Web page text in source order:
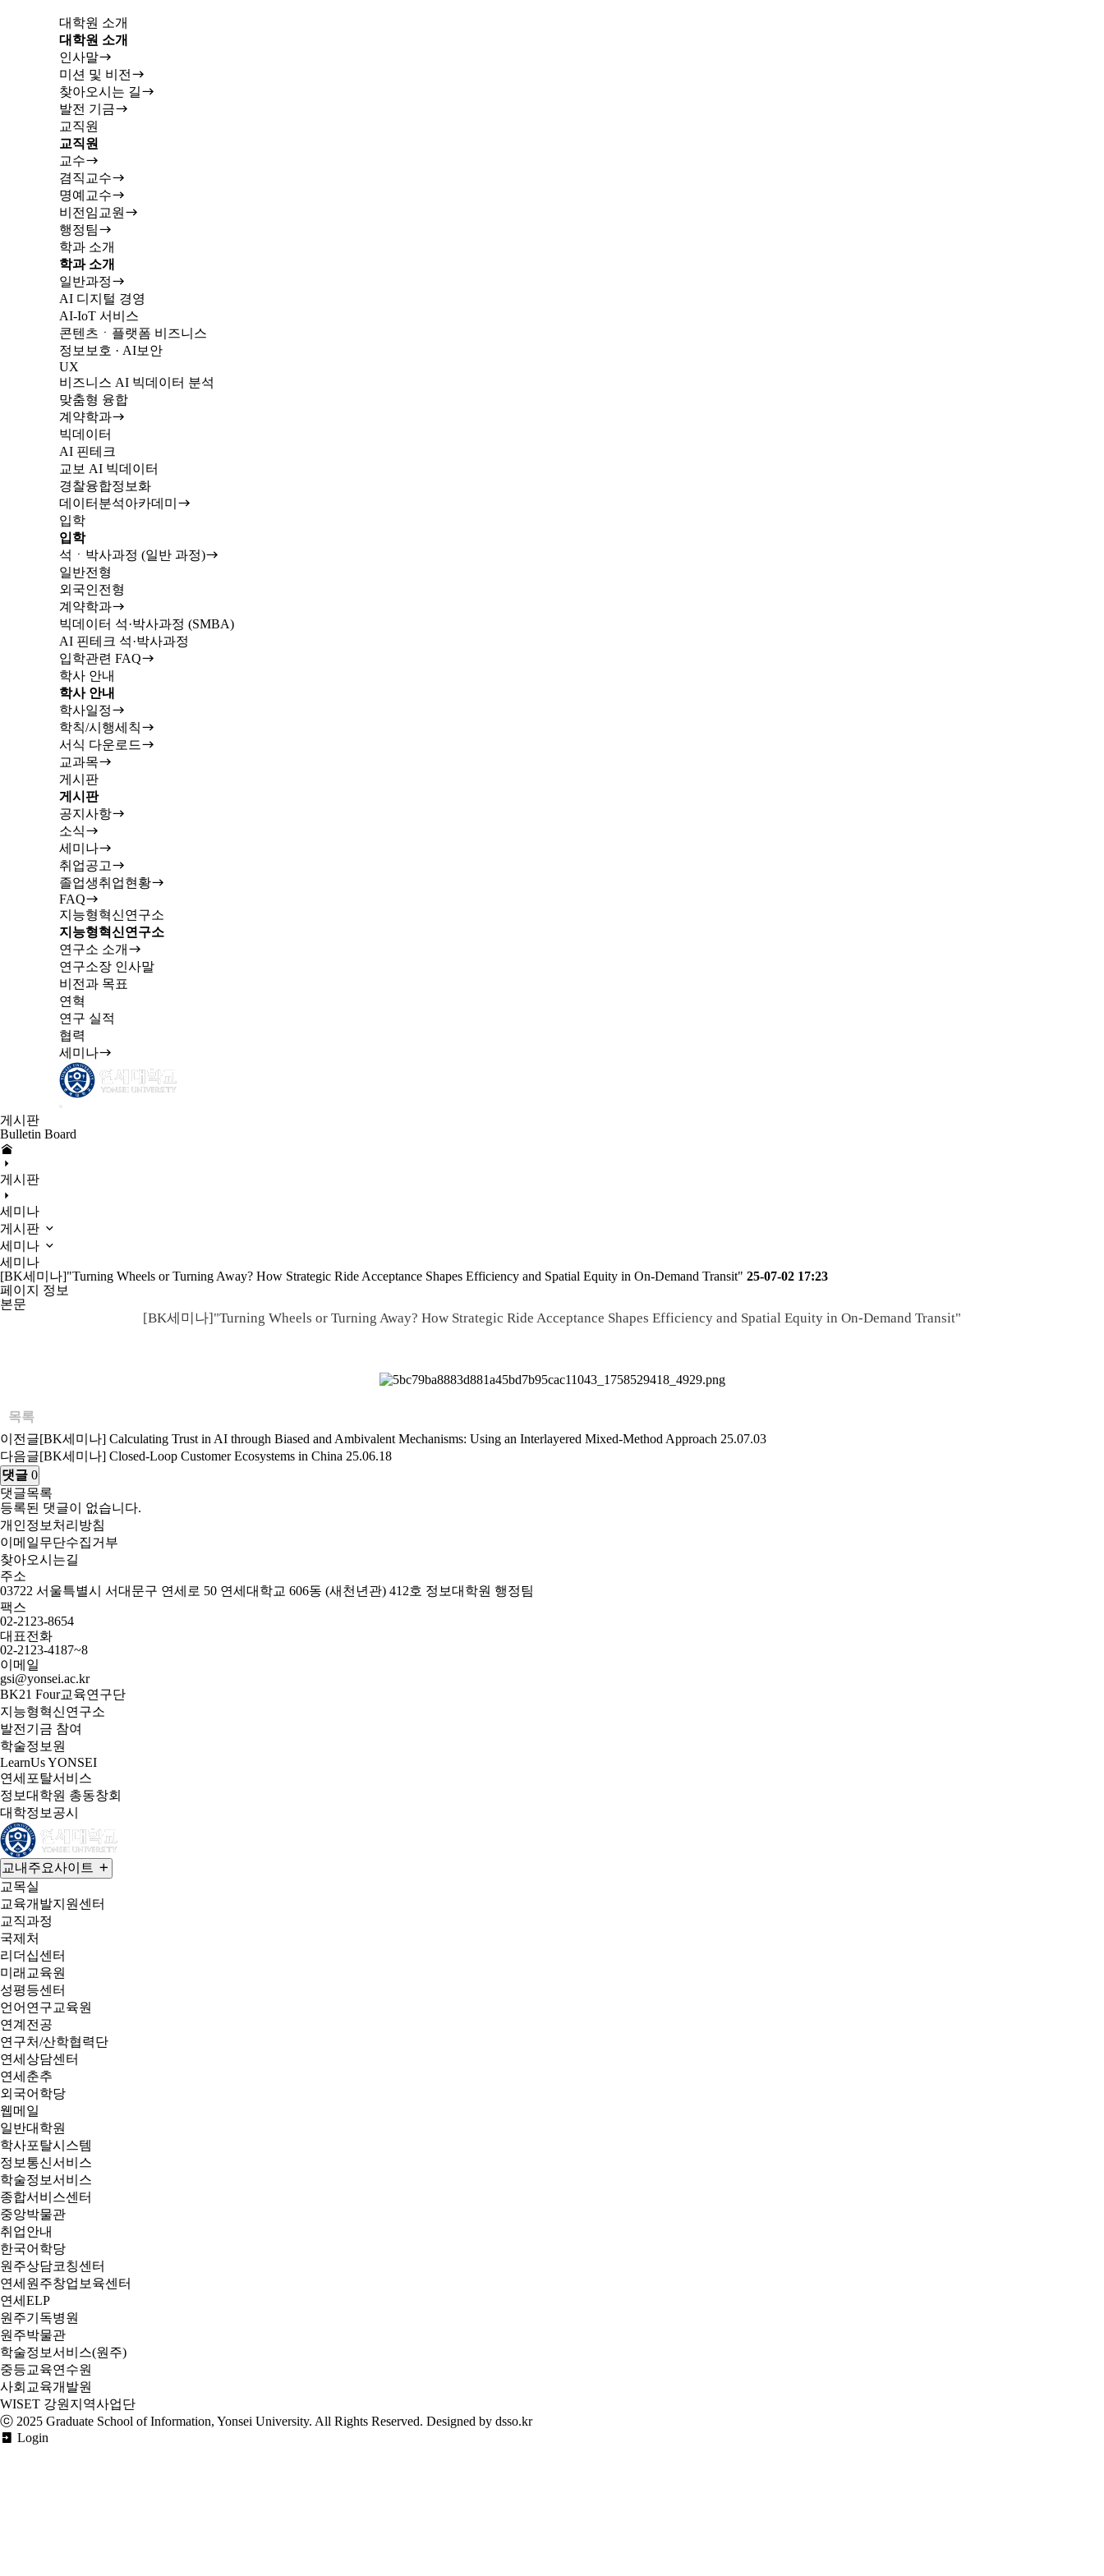
대학원 소개
대학원 소개
인사말
미션 및 비전
찾아오시는 길
발전 기금
교직원
교직원
교수
겸직교수
명예교수
비전임교원
행정팀
학과 소개
학과 소개
일반과정
AI 디지털 경영
AI-IoT 서비스
콘텐츠ㆍ플랫폼 비즈니스
정보보호 · AI보안
UX
비즈니스 AI 빅데이터 분석
맞춤형 융합
계약학과
빅데이터
AI 핀테크
교보 AI 빅데이터
경찰융합정보화
데이터분석아카데미
입학
입학
석ㆍ박사과정 (일반 과정)
일반전형
외국인전형
계약학과
빅데이터 석·박사과정 (SMBA)
AI 핀테크 석·박사과정
입학관련 FAQ
학사 안내
학사 안내
학사일정
학칙/시행세칙
서식 다운로드
교과목
게시판
게시판
공지사항
소식
세미나
취업공고
졸업생취업현황
FAQ
지능형혁신연구소
지능형혁신연구소
연구소 소개
연구소장 인사말
비전과 목표
연혁
연구 실적
협력
세미나
게시판
Bulletin Board
게시판
세미나
게시판
세미나
세미나
[BK세미나]"Turning Wheels or Turning Away? How Strategic Ride Acceptance Shapes Efficiency and Spatial Equity in On-Demand Transit" 25-07-02 17:23
페이지 정보
본문
[BK세미나]"Turning Wheels or Turning Away? How Strategic Ride Acceptance Shapes Efficiency and Spatial Equity in On-Demand Transit"
목록
이전글[BK세미나] Calculating Trust in AI through Biased and Ambivalent Mechanisms: Using an Interlayered Mixed-Method Approach 25.07.03
다음글[BK세미나] Closed-Loop Customer Ecosystems in China 25.06.18
댓글 0
댓글목록
등록된 댓글이 없습니다.
개인정보처리방침
이메일무단수집거부
찾아오시는길
주소
03722 서울특별시 서대문구 연세로 50 연세대학교 606동 (새천년관) 412호 정보대학원 행정팀
팩스
02-2123-8654
대표전화
02-2123-4187~8
이메일
gsi@yonsei.ac.kr
BK21 Four교육연구단
지능형혁신연구소
발전기금 참여
학술정보원
LearnUs YONSEI
연세포탈서비스
정보대학원 총동창회
대학정보공시
교내주요사이트
교목실
교육개발지원센터
교직과정
국제처
리더십센터
미래교육원
성평등센터
언어연구교육원
연계전공
연구처/산학협력단
연세상담센터
연세춘추
외국어학당
웹메일
일반대학원
학사포탈시스템
정보통신서비스
학술정보서비스
종합서비스센터
중앙박물관
취업안내
한국어학당
원주상담코칭센터
연세원주창업보육센터
연세ELP
원주기독병원
원주박물관
학술정보서비스(원주)
중등교육연수원
사회교육개발원
WISET 강원지역사업단
ⓒ 2025 Graduate School of Information, Yonsei University. All Rights Reserved. Designed by dsso.kr
Login